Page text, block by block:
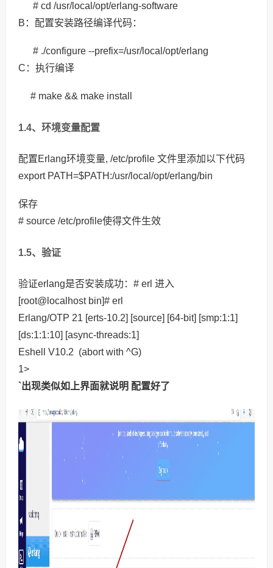
# cd /usr/local/opt/erlang-software
B：配置安装路径编译代码：
# ./configure --prefix=/usr/local/opt/erlang
C：执行编译
# make && make install
1.4、环境变量配置
配置Erlang环境变量, /etc/profile 文件里添加以下代码
export PATH=$PATH:/usr/local/opt/erlang/bin
保存
# source /etc/profile使得文件生效
1.5、验证
验证erlang是否安装成功：# erl 进入
[root@localhost bin]# erl
Erlang/OTP 21 [erts-10.2] [source] [64-bit] [smp:1:1]
[ds:1:1:10] [async-threads:1]
Eshell V10.2 (abort with ^G)
1>
`出现类似如上界面就说明 配置好了